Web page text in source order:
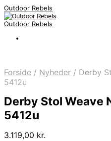
Outdoor Rebels
Outdoor Rebels
Forside / Nyheder / Derby
5412u
Derby Stol Weave
5412u
3.119,00 kr.